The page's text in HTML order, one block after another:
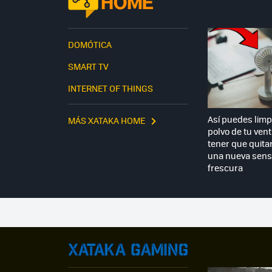
DOMÓTICA
SMART TV
INTERNET OF THINGS
MÁS XATAKA HOME
Así puedes
polvo de tu
tener que
una nueva
frescura